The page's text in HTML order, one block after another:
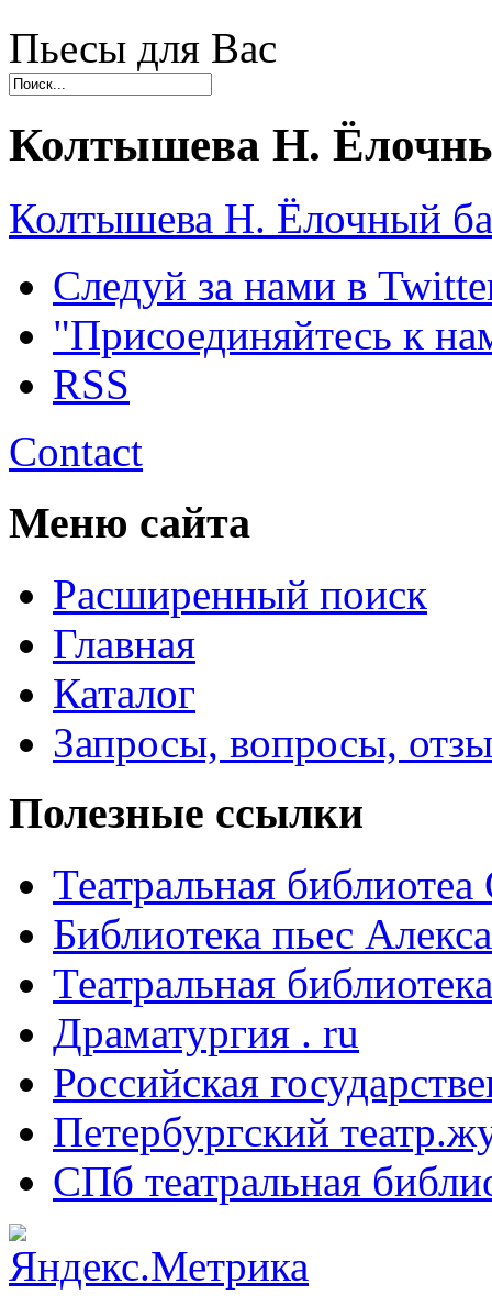
Пьесы для Вас
Колтышева Н.
Колтышева Н. Ёлочный
Следуй за нами в
"Присоединяйтесь к
RSS
Contact
Меню сайта
Расширенный поиск
Главная
Каталог
Запросы, вопросы,
Полезные ссылки
Театральная
Библиотека пьес
Театральная
Драматургия . ru
Российская
Петербургский
СПб театральная